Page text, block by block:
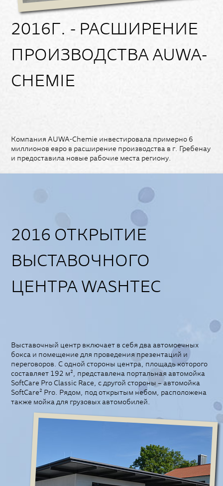
2016Г. - РАСШИРЕНИЕ
ПРОИЗВОДСТВА AUWA-
CHEMIE
Компания AUWA-Chemie инвестировала примерно 6
миллионов евро в расширение производства в г. Гребенау
и предоставила новые рабочие места региону.
2016 ОТКРЫТИЕ
ВЫСТАВОЧНОГО
ЦЕНТРА WASHTEC
Выставочный центр включает в себя два автомоечных
бокса и помещение для проведения презентаций и
переговоров. С одной стороны центра, площадь которого
составляет 192 м², представлена портальная автомойка
SoftCare Pro Classic Race, с другой стороны – автомойка
SoftCare² Pro. Рядом, под открытым небом, расположена
также мойка для грузовых автомобилей.